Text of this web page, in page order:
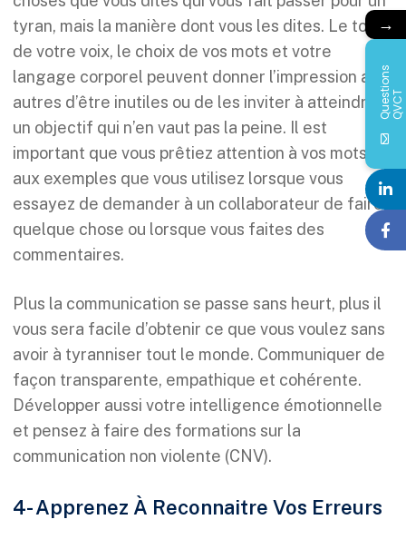
tyran, mais la manière dont vous les dites. Le ton
de votre voix, le choix de vos mots et votre
langage corporel peuvent donner l’impression aux
autres d’être inutiles ou de les inviter à atteindre
un objectif qui n’en vaut pas la peine. Il est
important que vous prêtiez attention à vos mots et
aux exemples que vous utilisez lorsque vous
essayez de demander à un collaborateur de faire
quelque chose ou lorsque vous faites des
commentaires.
Plus la communication se passe sans heurt, plus il
vous sera facile d’obtenir ce que vous voulez sans
avoir à tyranniser tout le monde. Communiquer de
façon transparente, empathique et cohérente.
Développer aussi votre intelligence émotionnelle
et pensez à faire des formations sur la
communication non violente (CNV).
4- Apprenez À Reconnaitre Vos Erreurs
→
Q
u
e
st
i
o
n
s
Q
V
CT